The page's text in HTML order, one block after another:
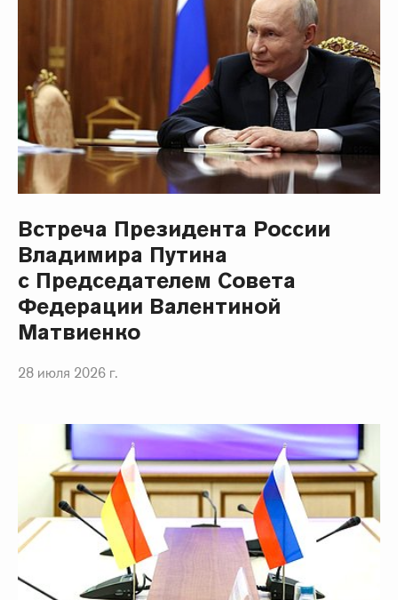
Встреча Президента России
Владимира Путина
с Председателем Совета
Федерации Валентиной
Матвиенко
28 июля 2026 г.